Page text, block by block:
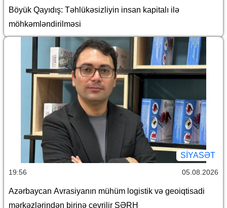
Böyük Qayıdış: Təhlükəsizliyin insan kapitalı ilə
möhkəmləndirilməsi
SİYASƏT
19:56 05.08.2026
Azərbaycan Avrasiyanın mühüm logistik və geoiqtisadi
mərkəzlərindən birinə çevrilir ŞƏRH